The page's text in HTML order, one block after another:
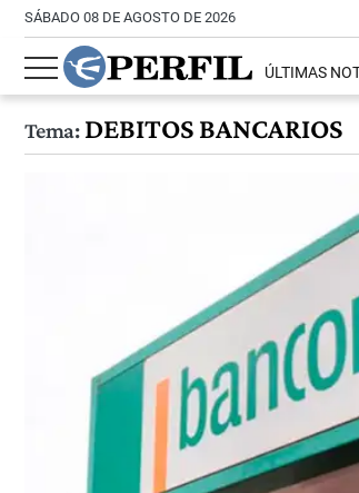
SÁBADO 08 DE AGOSTO DE 2026
ÚLTIMAS
Tema:DEBITOS BANCARIOS